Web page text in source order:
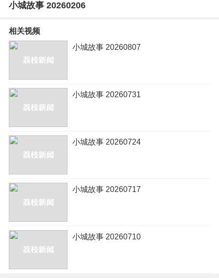
小城故事 20260206
相关视频
小城故事 20260807
小城故事 20260731
小城故事 20260724
小城故事 20260717
小城故事 20260710